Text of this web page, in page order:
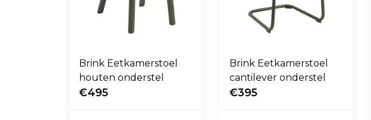
Brink Eetkamerstoel
houten onderstel
€495
Brink Eetkamerstoel
cantilever onderstel
€395